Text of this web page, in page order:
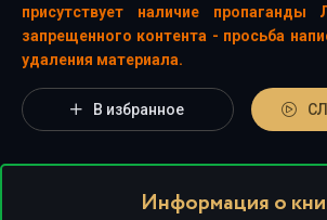
присутствует наличие
запрещенного контента - просьба
удаления материала.
В избранное
Информация о